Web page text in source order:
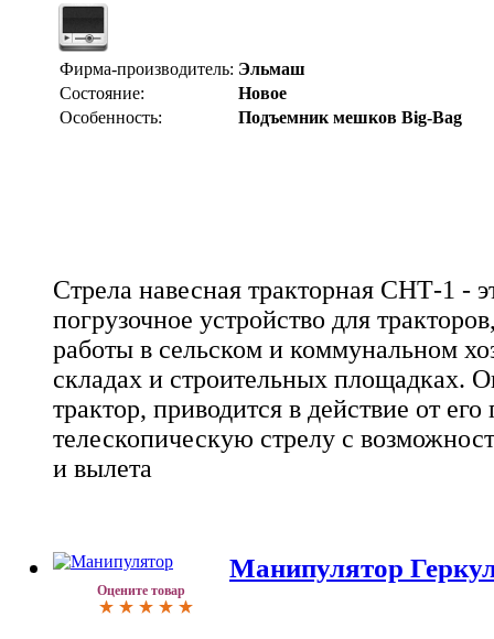
Фирма-производитель: Эльмаш
Состояние:
Новое
Особенность:
Подъемник мешков Big-Bag
Стрела навесная тракторная СНТ-1 -
погрузочное устройство для
работы в сельском и коммунальном
складах и строительных площадках.
трактор, приводится в действие от
телескопическую стрелу с
и вылета
Оцените товар
Манипулятор